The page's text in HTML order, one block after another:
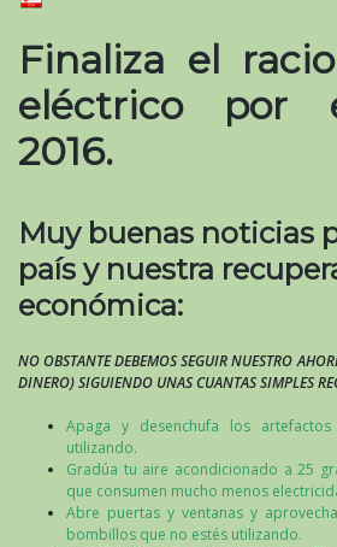
Finaliza el
eléctrico por
2016.
Muy buenas noticias
país y nuestra
económica:
NO OBSTANTE DEBEMOS SEGUIR NUESTRO
DINERO) SIGUIENDO UNAS CUANTAS SIMPLES
Apaga y desenchufa los
utilizando.
Gradúa tu aire acondicionado a 25
que consumen mucho menos
Abre puertas y ventanas y
bombillos que no estés utilizando.